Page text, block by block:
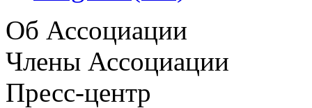
Об Ассоциации
Члены Ассоциации
Пресс-центр